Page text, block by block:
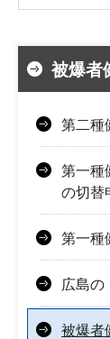
被爆者
第二種
第一種
の切替
第一種
広島の
被爆者